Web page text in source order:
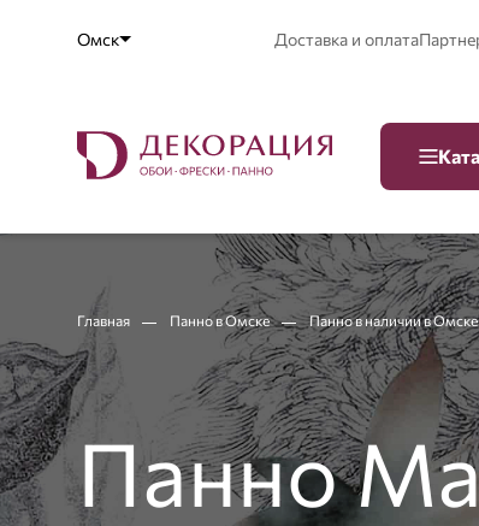
Омск Доставка и оплата
Главная Панно в Омске Панно в наличии в Омске
Панно